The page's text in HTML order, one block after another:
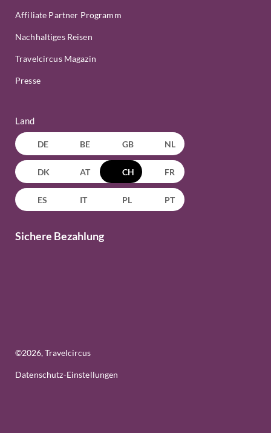
Affiliate Partner Programm
Nachhaltiges Reisen
Travelcircus Magazin
Presse
Land
DE BE GB NL
DK AT CH FR
ES IT PL PT
Sichere Bezahlung
©2026, Travelcircus
Datenschutz-Einstellungen